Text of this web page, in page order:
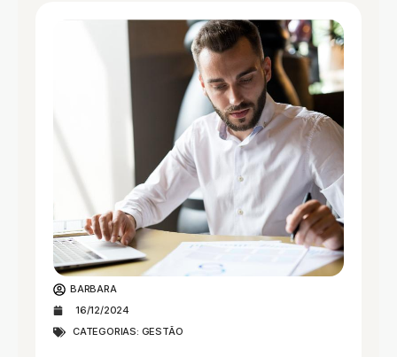
BARBARA
16/12/2024
CATEGORIAS: GESTÃO